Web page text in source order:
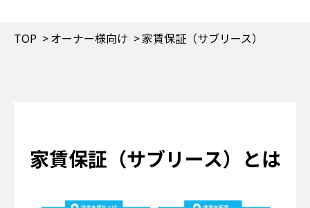
TOP オーナー様向け 家賃保証（サブリース）
家賃保証（サブリース）とは